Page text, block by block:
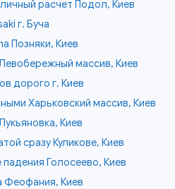
расчет Подол, Киев
г. Буча
Позняки, Киев
массив, Киев
дорого г. Киев
Харьковский массив, Киев
Киев
сразу Куликове, Киев
Голосеево, Киев
Феофания, Киев